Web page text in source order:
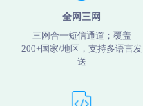
全网三网
三网合一短信通道；覆盖
200+国家/地区，支持多语言发
送